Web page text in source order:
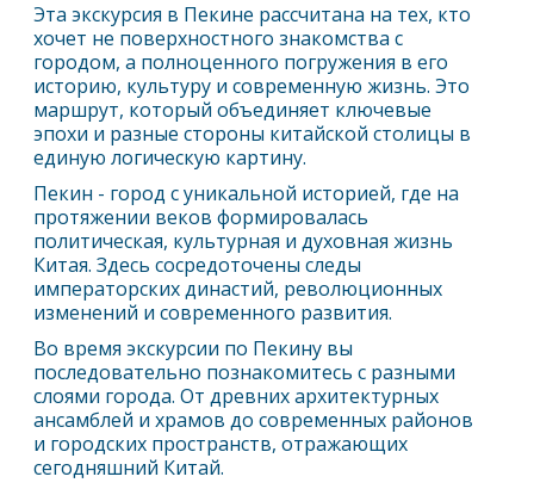
Эта экскурсия в Пекине рассчитана на тех, кто
хочет не поверхностного знакомства с
городом, а полноценного погружения в его
историю, культуру и современную жизнь. Это
маршрут, который объединяет ключевые
эпохи и разные стороны китайской столицы в
единую логическую картину.
Пекин - город с уникальной историей, где на
протяжении веков формировалась
политическая, культурная и духовная жизнь
Китая. Здесь сосредоточены следы
императорских династий, революционных
изменений и современного развития.
Во время экскурсии по Пекину вы
последовательно познакомитесь с разными
слоями города. От древних архитектурных
ансамблей и храмов до современных районов
и городских пространств, отражающих
сегодняшний Китай.